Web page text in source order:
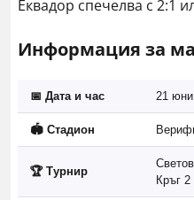
Еквадор спечелва с 2:1
Информация за
📅 Дата и час 21 юни
🏟️ Стадион
🏆 Турнир
Кръг 2